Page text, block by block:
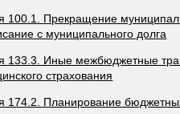
100.1. Прекращение
с муниципального долга
133.3. Иные межбюджетные
страхования
174.2. Планирование